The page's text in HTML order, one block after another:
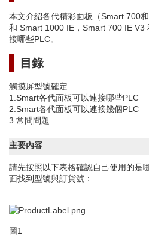
本文介紹各代精彩面板（Smart 700
和 Smart 1000 IE，Smart 700 IE V3
接哪些PLC。
目錄
觸摸屏型號確定
1.Smart各代面板可以連接哪些PLC
2.Smart各代面板可以連接幾個PLC
3.常問問題
主要內容
請先按照以下表格確認自己使用的是
面找到型號與訂貨號：
圖1